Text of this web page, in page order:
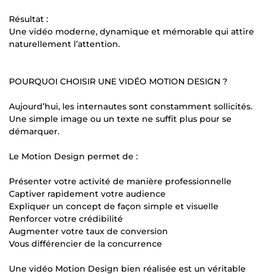
Résultat :
Une vidéo moderne, dynamique et mémorable qui attire
naturellement l’attention.
POURQUOI CHOISIR UNE VIDÉO MOTION DESIGN ?
Aujourd’hui, les internautes sont constamment sollicités.
Une simple image ou un texte ne suffit plus pour se
démarquer.
Le Motion Design permet de :
Présenter votre activité de manière professionnelle
Captiver rapidement votre audience
Expliquer un concept de façon simple et visuelle
Renforcer votre crédibilité
Augmenter votre taux de conversion
Vous différencier de la concurrence
Une vidéo Motion Design bien réalisée est un véritable